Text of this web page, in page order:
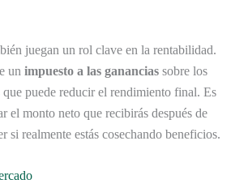
juegan un rol clave en la rentabilidad.
un impuesto a las ganancias sobre los
que puede reducir el rendimiento final. Es
el monto neto que recibirás después de
si realmente estás cosechando beneficios.